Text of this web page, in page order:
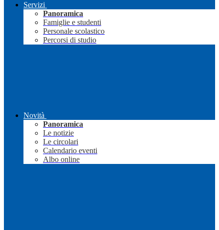
Servizi
Panoramica
Famiglie e studenti
Personale scolastico
Percorsi di studio
Novità
Panoramica
Le notizie
Le circolari
Calendario eventi
Albo online